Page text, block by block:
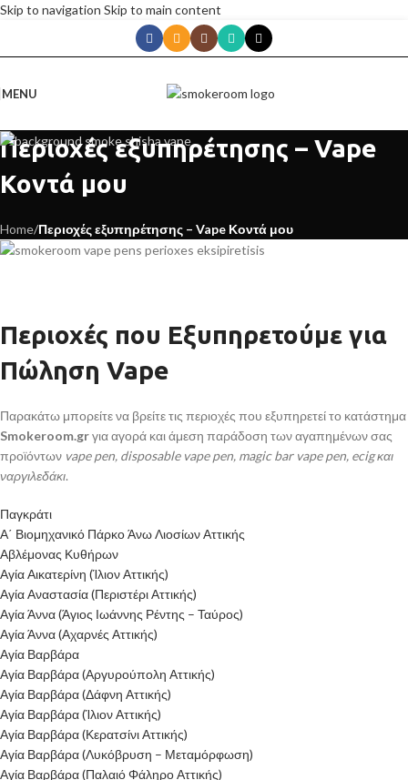
Skip to navigation Skip to main content
MENU
Περιοχές εξυπηρέτησης – Vape
Κοντά μου
Home/Περιοχές εξυπηρέτησης – Vape Κοντά μου
Περιοχές που Εξυπηρετούμε για
Πώληση Vape
Παρακάτω μπορείτε να βρείτε τις περιοχές που εξυπηρετεί το κατάστημα
Smokeroom.grγια αγορά και άμεση παράδοση των αγαπημένων σας
προϊόντων vape pen, disposable vape pen, magic bar vape pen, ecig και
ναργιλεδάκι.
Παγκράτι
Α΄ Βιομηχανικό Πάρκο Άνω Λιοσίων Αττικής
Αβλέμονας Κυθήρων
Αγία Αικατερίνη (Ίλιον Αττικής)
Αγία Αναστασία (Περιστέρι Αττικής)
Αγία Άννα (Άγιος Ιωάννης Ρέντης – Ταύρος)
Αγία Άννα (Αχαρνές Αττικής)
Αγία Βαρβάρα
Αγία Βαρβάρα (Αργυρούπολη Αττικής)
Αγία Βαρβάρα (Δάφνη Αττικής)
Αγία Βαρβάρα (Ίλιον Αττικής)
Αγία Βαρβάρα (Κερατσίνι Αττικής)
Αγία Βαρβάρα (Λυκόβρυση – Μεταμόρφωση)
Αγία Βαρβάρα (Παλαιό Φάληρο Αττικής)